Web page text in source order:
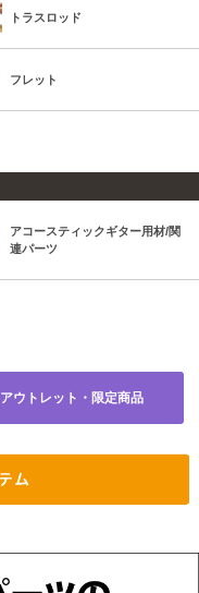
トラスロッド
フレット
アコースティックギター用材/関
連パーツ
アウトレット・限定商品